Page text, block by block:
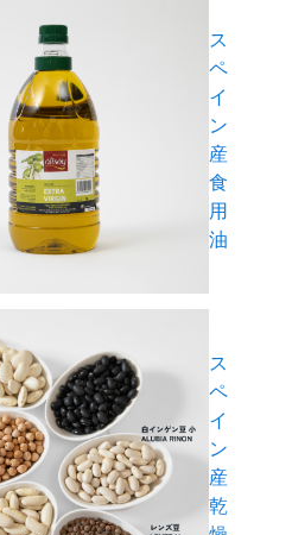
ス
ペ
イ
ン
産
食
用
油
ス
ペ
イ
ン
産
乾